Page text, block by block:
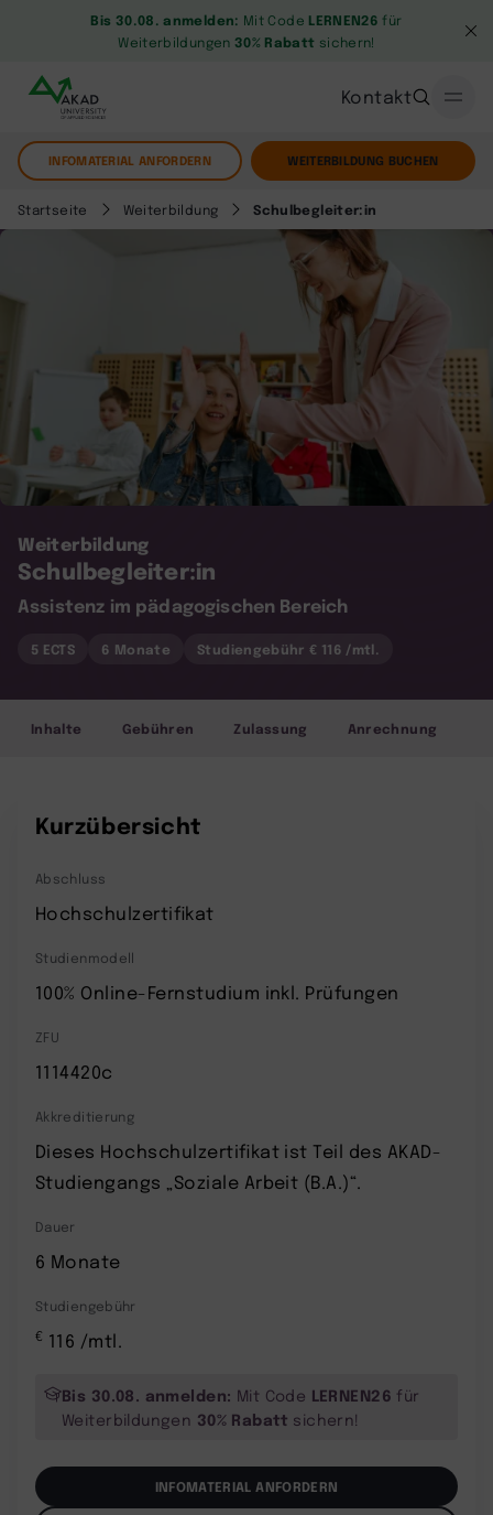
Bis 30.08. anmelden: Mit Code LERNEN26 für
Weiterbildungen 30% Rabatt sichern!
Kontakt
INFOMATERIAL ANFORDERN WEITERBILDUNG BUCHEN
Startseite Weiterbildung Schulbegleiter:in
Weiterbildung
Schulbegleiter:in
Assistenz im pädagogischen Bereich
5 ECTS 6 Monate Studiengebühr € 116 /mtl.
Inhalte Gebühren Zulassung Anrechnung
Kurzübersicht
Abschluss
Hochschulzertifikat
Studienmodell
100% Online-Fernstudium inkl. Prüfungen
ZFU
1114420c
Akkreditierung
Dieses Hochschulzertifikat ist Teil des AKAD-
Studiengangs „Soziale Arbeit (B.A.)“.
Dauer
6 Monate
Studiengebühr
€ 116 /mtl.
Bis 30.08. anmelden: Mit Code LERNEN26 für
Weiterbildungen 30% Rabatt sichern!
INFOMATERIAL ANFORDERN